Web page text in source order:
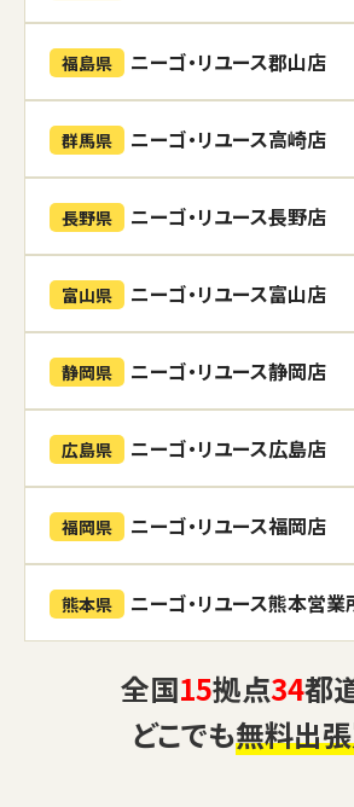
福島県 ニーゴ・リユース郡山店
群馬県 ニーゴ・リユース高崎店
長野県 ニーゴ・リユース長野店
富山県 ニーゴ・リユース富山店
静岡県 ニーゴ・リユース静岡店
広島県 ニーゴ・リユース広島店
福岡県 ニーゴ・リユース福岡店
熊本県 ニーゴ・リユース熊本営業
全国15拠点34都
どこでも無料出